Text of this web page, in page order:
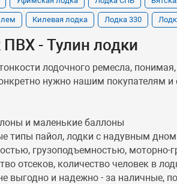
Килевая лодка Лодка 330
- Тулин лодки
лодочного ремесла,
нужно нашим покупателям
и маленькие баллоны
типы пайол, лодки с надувным дном
грузоподъемностью, моторно-
отсеков, количество человек в
выгодно и надежно - за наличные,